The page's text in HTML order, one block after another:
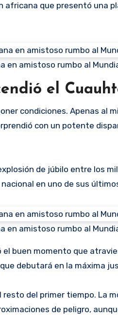
africana que presentó una
en amistoso rumbo al
el
condiciones. Apenas al
con un potente
de júbilo entre los
en uno de sus
en amistoso rumbo al
el buen momento que
debutará en la máxima
del primer tiempo. La
de peligro,